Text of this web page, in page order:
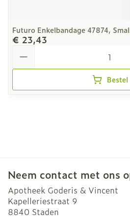
Futuro Enkelbandage 47874,
€ 23,43
Bestel
Neem contact met ons
Apotheek Goderis & Vincent
Kapelleriestraat 9
8840 Staden